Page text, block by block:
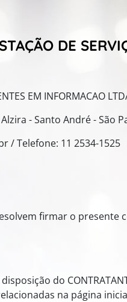
DE
EM INFORMACAO
- Santo André - São
/ Telefone: 11 2534-1525
firmar o
disposição do
na página